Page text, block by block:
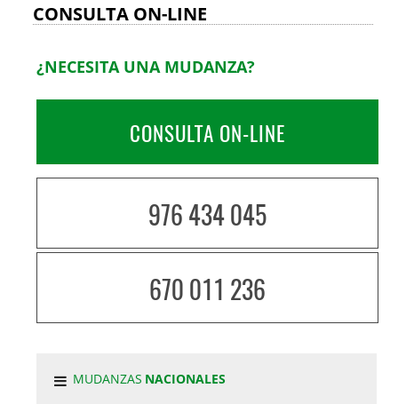
CONSULTA ON-LINE
¿NECESITA UNA MUDANZA?
CONSULTA ON-LINE
976 434 045
670 011 236
MUDANZAS NACIONALES